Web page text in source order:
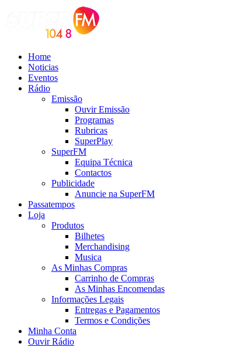
Home
Noticias
Eventos
Rádio
Emissão
Ouvir Emissão
Programas
Rubricas
SuperPlay
SuperFM
Equipa Técnica
Contactos
Publicidade
Anuncie na SuperFM
Passatempos
Loja
Produtos
Bilhetes
Merchandising
Musica
As Minhas Compras
Carrinho de Compras
As Minhas Encomendas
Informações Legais
Entregas e Pagamentos
Termos e Condições
Minha Conta
Ouvir Rádio